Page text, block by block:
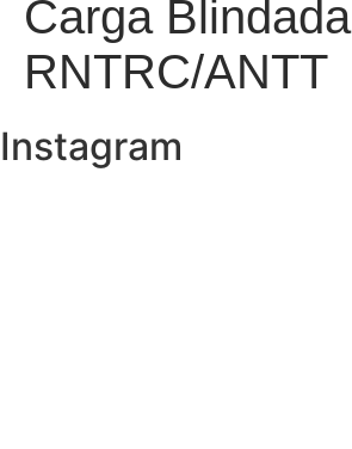
Carga Blindada
RNTRC/ANTT
Instagram